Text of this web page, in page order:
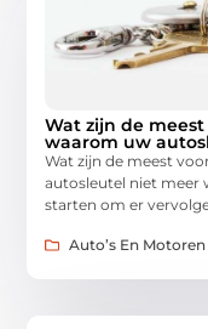
Wat zijn de
waarom uw
Wat zijn de meest
autosleutel niet meer
starten om er
Auto’s En Motoren